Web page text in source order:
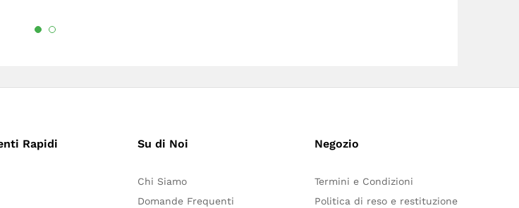
Rapidi Su di Noi
Chi Siamo
Domande Frequenti
Negozio
Termini e Condizioni
Politica di reso e restituzione